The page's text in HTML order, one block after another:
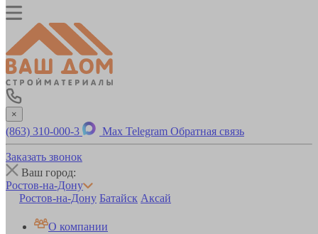
×
(863) 310-000-3 Max Telegram Обратная связь
Заказать звонок
Ваш город:
Ростов-на-Дону
Ростов-на-Дону Батайск Аксай
О компании